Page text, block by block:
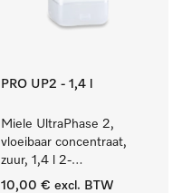
PRO UP2 - 1,4 l
Miele UltraPhase 2,
vloeibaar concentraat,
zuur, 1,4 l 2-
componentenwasmiddel
10,00 € excl. BTW